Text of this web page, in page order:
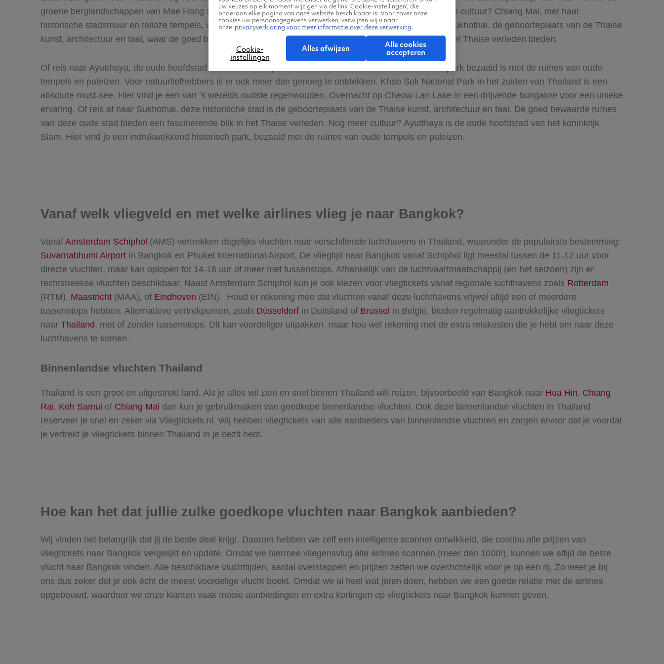
groene berglandschappen van Mae Hong Son en de indrukwekkende watervallen van Erawan. Hou je van cultuur? Chiang Mai, met haar
historische stadsmuur en talloze tempels, wordt beschouwd als het culturele hart van Thailand. Bezoek Sukhothai, de geboorteplaats van de Thaise
kunst, architectuur en taal, waar de goed bewaarde ruïnes van deze oude stad een fascinerende blik in het Thaise verleden bieden.
Of reis naar Ayutthaya, de oude hoofdstad van het koninkrijk Siam, waar een indrukwekkend historisch park bezaaid is met de ruïnes van oude
tempels en paleizen. Voor natuurliefhebbers is er ook meer dan genoeg te ontdekken. Khao Sok National Park in het zuiden van Thailand is een
absolute must-see. Hier vind je een van ’s werelds oudste regenwouden. Overnacht op Cheow Lan Lake in een drijvende bungalow voor een unieke
ervaring. Of reis af naar Sukhothai, deze historische stad is de geboorteplaats van de Thaise kunst, architectuur en taal. De goed bewaarde ruïnes
van deze oude stad bieden een fascinerende blik in het Thaise verleden. Nog meer cultuur? Ayutthaya is de oude hoofdstad van het koninkrijk
Siam. Hier vind je een indrukwekkend historisch park, bezaaid met de ruïnes van oude tempels en paleizen.
Vanaf welk vliegveld en met welke airlines vlieg je naar Bangkok?
Vanaf Amsterdam Schiphol (AMS) vertrekken dagelijks vluchten naar verschillende luchthavens in Thailand, waaronder de populairste bestemming:
Suvarnabhumi Airport in Bangkok en Phuket International Airport. De vliegtijd naar Bangkok vanaf Schiphol ligt meestal tussen de 11-12 uur voor
directe vluchten, maar kan oplopen tot 14-16 uur of meer met tussenstops. Afhankelijk van de luchtvaartmaatschappij (en het seizoen) zijn er
rechtstreekse vluchten beschikbaar. Naast Amsterdam Schiphol kun je ook kiezen voor vliegtickets vanaf regionale luchthavens zoals Rotterdam
(RTM), Maastricht (MAA), of Eindhoven (EIN). Houd er rekening mee dat vluchten vanaf deze luchthavens vrijwel altijd een of meerdere
tussenstops hebben. Alternatieve vertrekpunten, zoals Düsseldorf in Duitsland of Brussel in België, bieden regelmatig aantrekkelijke vliegtickets
naar Thailand , met of zonder tussenstops. Dit kan voordeliger uitpakken, maar hou wel rekening met de extra reiskosten die je hebt om naar deze
luchthavens te komen.
Binnenlandse vluchten Thailand
Thailand is een groot en uitgestrekt land. Als je alles wil zien en snel binnen Thailand wilt reizen, bijvoorbeeld van Bangkok naar Hua Hin, Chiang
Rai, Koh Samui of Chiang Mai dan kun je gebruikmaken van goedkope binnenlandse vluchten. Ook deze binnenlandse vluchten in Thailand
reserveer je snel en zeker via Vliegtickets.nl. Wij hebben vliegtickets van alle aanbieders van binnenlandse vluchten en zorgen ervoor dat je voordat
je vertrekt je vliegtickets binnen Thailand in je bezit hebt.
Hoe kan het dat jullie zulke goedkope vluchten naar Bangkok aanbieden?
Wij vinden het belangrijk dat jij de beste deal krijgt. Daarom hebben we zelf een intelligente scanner ontwikkeld, die continu alle prijzen van
vliegtickets naar Bangkok vergelijkt en update. Omdat we hiermee vliegensvlug alle airlines scannen (meer dan 1000!), kunnen we altijd de beste
vlucht naar Bangkok vinden. Alle beschikbare vluchttijden, aantal overstappen en prijzen zetten we overzichtelijk voor je op een rij. Zo weet je bij
ons dus zeker dat je ook écht de meest voordelige vlucht boekt. Omdat we al heel wat jaren doen, hebben we een goede relatie met de airlines
opgebouwd, waardoor we onze klanten vaak mooie aanbiedingen en extra kortingen op vliegtickets naar Bangkok kunnen geven.
uw keuzes op elk moment wijzigen via de link ‘Cookie-instellingen’, die
onderaan elke pagina van onze website beschikbaar is. Voor zover onze
cookies uw persoonsgegevens verwerken, verwijzen wij u naar
onze privacyverklaring voor meer informatie over deze verwerking.
Cookie-
instellingen
Alles afwijzen
Alle cookies
accepteren